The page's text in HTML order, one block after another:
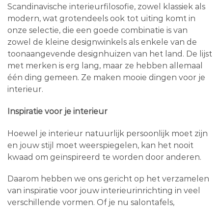
Scandinavische interieurfilosofie, zowel klassiek als
modern, wat grotendeels ook tot uiting komt in
onze selectie, die een goede combinatie is van
zowel de kleine designwinkels als enkele van de
toonaangevende designhuizen van het land. De lijst
met merken is erg lang, maar ze hebben allemaal
één ding gemeen. Ze maken mooie dingen voor je
interieur.
Inspiratie voor je interieur
Hoewel je interieur natuurlijk persoonlijk moet zijn
en jouw stijl moet weerspiegelen, kan het nooit
kwaad om geïnspireerd te worden door anderen.
Daarom hebben we ons gericht op het verzamelen
van inspiratie voor jouw interieurinrichting in veel
verschillende vormen. Of je nu salontafels,